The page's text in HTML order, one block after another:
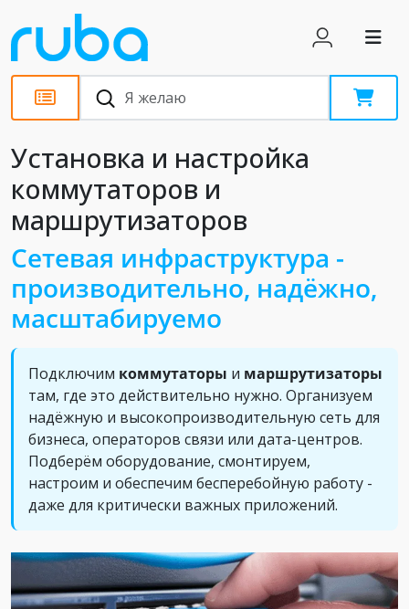
Установка и настройка
коммутаторов и
маршрутизаторов
Сетевая инфраструктура -
производительно, надёжно,
масштабируемо
Подключим коммутаторы и маршрутизаторы
там, где это действительно нужно. Организуем
надёжную и высокопроизводительную сеть для
бизнеса, операторов связи или дата-центров.
Подберём оборудование, смонтируем,
настроим и обеспечим бесперебойную работу -
даже для критически важных приложений.